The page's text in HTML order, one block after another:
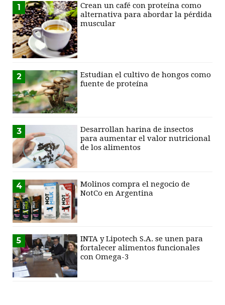
1
Crean un café con proteína como
alternativa para abordar la pérdida
muscular
2
Estudian el cultivo de hongos como
fuente de proteína
3
Desarrollan harina de insectos
para aumentar el valor nutricional
de los alimentos
4
Molinos compra el negocio de
NotCo en Argentina
5
INTA y Lipotech S.A. se unen para
fortalecer alimentos funcionales
con Omega-3